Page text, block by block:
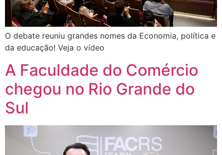
O debate reuniu grandes nomes da Economia, política e
da educação! Veja o vídeo
A Faculdade do Comércio
chegou no Rio Grande do
Sul